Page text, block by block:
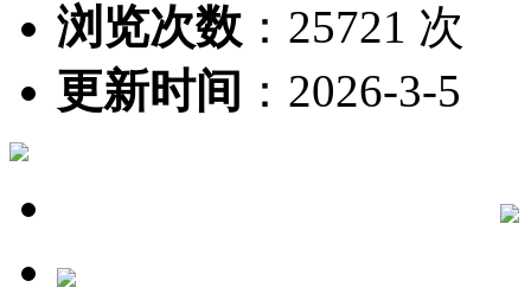
浏览次数 ： 25721 次
更新时间 ： 2026-3-5